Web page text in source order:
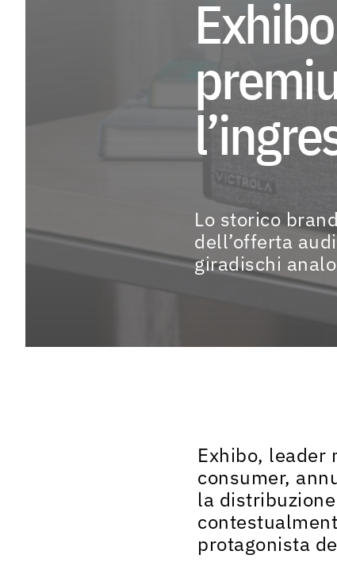
SOLUZIONI
MARCHI
CASE HISTORY
EVENTI & NEWS
Lo storico
dell’offerta
giradischi
Exhibo, leader
consumer,
la
protagonista